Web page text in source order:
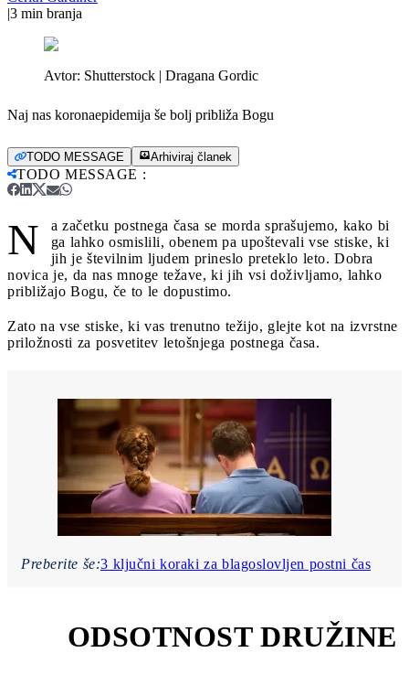
|3 min branja
Avtor: Shutterstock | Dragana Gordic
Naj nas koronaepidemija še bolj približa Bogu
TODO MESSAGE Arhiviraj članek
TODO MESSAGE :
N
a začetku postnega časa se morda sprašujemo, kako bi
ga lahko osmislili, obenem pa upoštevali vse stiske, ki
jih je številnim ljudem prineslo preteklo leto. Dobra
novica je, da nas mnoge težave, ki jih vsi doživljamo, lahko
približajo Bogu, če to le dopustimo.
Zato na vse stiske, ki vas trenutno težijo, glejte kot na izvrstne
priložnosti za posvetitev letošnjega postnega časa.
Preberite še:3 ključni koraki za blagoslovljen postni čas
ODSOTNOST DRUŽINE